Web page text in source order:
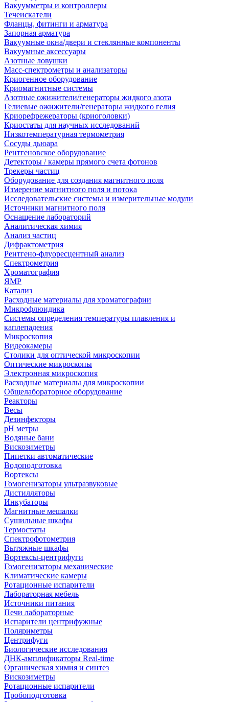
Вакуумметры и контроллеры
Течеискатели
Фланцы, фитинги и арматура
Запорная арматура
Вакуумные окна/двери и стеклянные компоненты
Вакуумные аксессуары
Азотные ловушки
Масс-спектрометры и анализаторы
Криогенное оборудование
Криомагнитные системы
Азотные ожижители/генераторы жидкого азота
Гелиевые ожижители/генераторы жидкого гелия
Криорефрежераторы (криоголовки)
Криостаты для научных исследований
Низкотемпературная термометрия
Сосуды дьюара
Рентгеновское оборудование
Детекторы / камеры прямого счета фотонов
Трекеры частиц
Оборудование для создания магнитного поля
Измерение магнитного поля и потока
Исследовательские системы и измерительные модули
Источники магнитного поля
Оснащение лабораторий
Аналитическая химия
Анализ частиц
Дифрактометрия
Рентгено-флуоресцентный анализ
Спектрометрия
Хроматография
ЯМР
Катализ
Расходные материалы для хроматографии
Микрофлюидика
Системы определения температуры плавления и
каплепадения
Микроскопия
Видеокамеры
Столики для оптической микроскопии
Оптические микроскопы
Электронная микроскопия
Расходные материалы для микроскопии
Общелабораторное оборудование
Реакторы
Весы
Дезинфекторы
рН метры
Водяные бани
Вискозиметры
Пипетки автоматические
Водоподготовка
Вортексы
Гомогенизаторы ультразвуковые
Дистилляторы
Инкубаторы
Магнитные мешалки
Сушильные шкафы
Термостаты
Спектрофотометрия
Вытяжные шкафы
Вортексы-центрифуги
Гомогенизаторы механические
Климатические камеры
Ротационные испарители
Лабораторная мебель
Источники питания
Печи лабораторные
Испарители центрифужные
Поляриметры
Центрифуги
Биологические исследования
ДНК-амплификаторы Real-time
Органическая химия и синтез
Вискозиметры
Ротационные испарители
Пробоподготовка